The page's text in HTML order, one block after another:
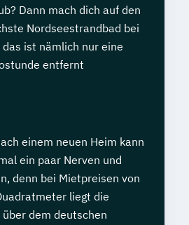
Dann mach dich auf den
Nordseestrandbad bei
das ist nämlich nur eine
entfernt
einem neuen Heim kann
ein paar Nerven und
denn bei Mietpreisen von
liegt die
dem deutschen